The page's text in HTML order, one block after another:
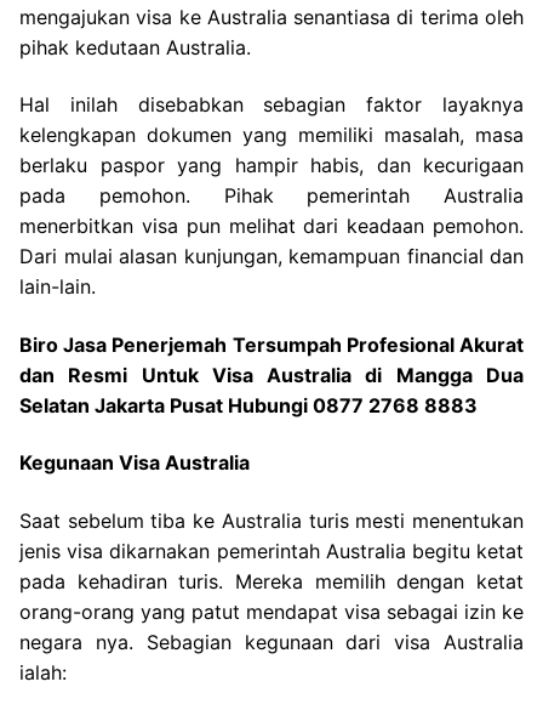
mengajukan visa ke Australia senantiasa di terima oleh
pihak kedutaan Australia.
Hal inilah disebabkan sebagian faktor layaknya
kelengkapan dokumen yang memiliki masalah, masa
berlaku paspor yang hampir habis, dan kecurigaan
pada pemohon. Pihak pemerintah Australia
menerbitkan visa pun melihat dari keadaan pemohon.
Dari mulai alasan kunjungan, kemampuan financial dan
lain-lain.
Biro Jasa Penerjemah Tersumpah Profesional Akurat
dan Resmi Untuk Visa Australia di Mangga Dua
Selatan Jakarta Pusat Hubungi 0877 2768 8883
Kegunaan Visa Australia
Saat sebelum tiba ke Australia turis mesti menentukan
jenis visa dikarnakan pemerintah Australia begitu ketat
pada kehadiran turis. Mereka memilih dengan ketat
orang-orang yang patut mendapat visa sebagai izin ke
negara nya. Sebagian kegunaan dari visa Australia
ialah: